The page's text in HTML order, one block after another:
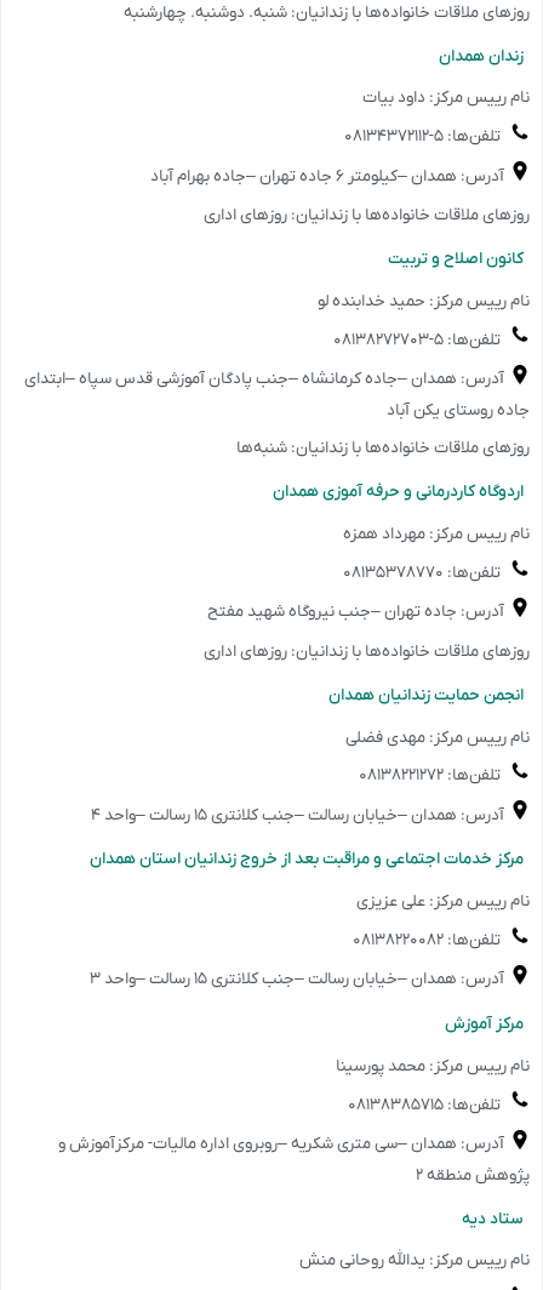
روزهای ملاقات خانواده‌ها با زندانیان: شنبه. دوشنبه. چهارشنبه
️زندان همدان
نام رییس مرکز: داود بیات
تلفن‌ها: ۵-۰۸۱۳۴۳۷۲۱۱۲
آدرس: همدان –کیلومتر ۶ جاده تهران –جاده بهرام آباد
روزهای ملاقات خانواده‌ها با زندانیان: روزهای اداری
️کانون اصلاح و تربیت
نام رییس مرکز: حمید خدابنده لو
تلفن‌ها: ۵-۰۸۱۳۸۲۷۲۷۰۳
آدرس: همدان –جاده کرمانشاه –جنب پادگان آموزشی قدس سپاه –ابتدای
جاده روستای یکن آباد
روزهای ملاقات خانواده‌ها با زندانیان: شنبه‌ها
️اردوگاه کاردرمانی و حرفه آموزی همدان
نام رییس مرکز: مهرداد همزه
تلفن‌ها: ۰۸۱۳۵۳۷۸۷۷۰
آدرس: جاده تهران –جنب نیروگاه شهید مفتح
روزهای ملاقات خانواده‌ها با زندانیان: روزهای اداری
️انجمن حمایت زندانیان همدان
نام رییس مرکز: مهدی فضلی
تلفن‌ها: ۰۸۱۳۸۲۲۱۲۷۲
آدرس: همدان –خیابان رسالت –جنب کلانتری ۱۵ رسالت –واحد ۴
️مرکز خدمات اجتماعی و مراقبت بعد از خروج زندانیان استان همدان
نام رییس مرکز: علی عزیزی
تلفن‌ها: ۰۸۱۳۸۲۲۰۰۸۲
آدرس: همدان –خیابان رسالت –جنب کلانتری ۱۵ رسالت –واحد ۳
️مرکز آموزش
نام رییس مرکز: محمد پورسینا
تلفن‌ها: ۰۸۱۳۸۳۸۵۷۱۵
آدرس: همدان –سی متری شکریه –روبروی اداره مالیات- مرکزآموزش و
پژوهش منطقه ۲
️ستاد دیه
نام رییس مرکز: یدالله روحانی منش